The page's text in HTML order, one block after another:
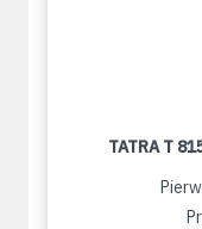
TATRA T